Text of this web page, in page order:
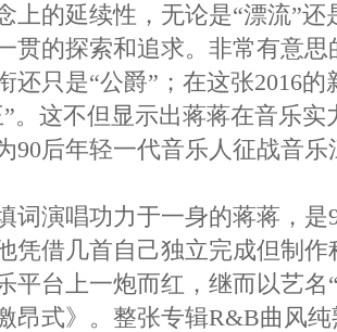
上的延续性，无论是“漂流”还
贯的探索和追求。非常有意
还只是“公爵”；在这张2016
。这不但显示出蒋蒋在音乐
90后年轻一代音乐人征战音乐
演唱功力于一身的蒋蒋，是
凭借几首自己独立完成但制
平台上一炮而红，继而以艺名
昂式》。整张专辑R&B曲风